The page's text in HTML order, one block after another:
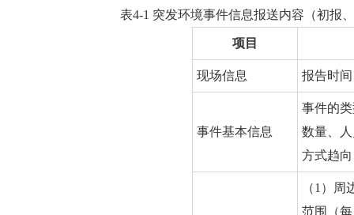
表4-1 突发环境事件信息报送内容（初报
项目
现场信息 报告时
事件基本信息
事件的
数量、
方式趋
（1）
范围（